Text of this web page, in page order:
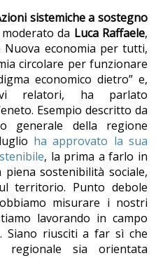
sistemiche a sostegno
moderato da Luca Raffaele,
economia per tutti,
circolare per funzionare
economico dietro” e,
relatori, ha parlato
Esempio descritto da
generale della regione
ha approvato la sua
, la prima a farlo in
sostenibilità sociale,
territorio. Punto debole
misurare i nostri
lavorando in campo
Siano riusciti a far sì che
regionale sia orientata